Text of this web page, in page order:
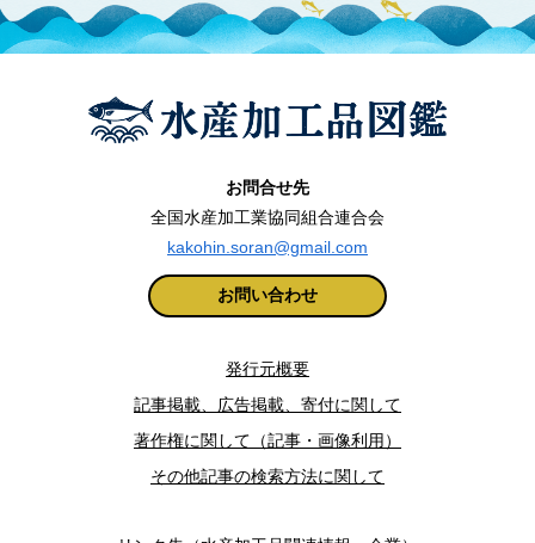
お問合せ先
全国水産加工業協同組合連合会
kakohin.soran@gmail.com
お問い合わせ
発行元概要
記事掲載、広告掲載、寄付に関して
著作権に関して（記事・画像利用）
その他記事の検索方法に関して